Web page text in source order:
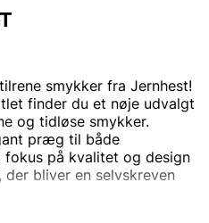
smykker fra Jernhest!
finder du et nøje udvalgt
og tidløse smykker.
præg til både
fokus på kvalitet og design
bliver en selvskreven
butik for at finde dine